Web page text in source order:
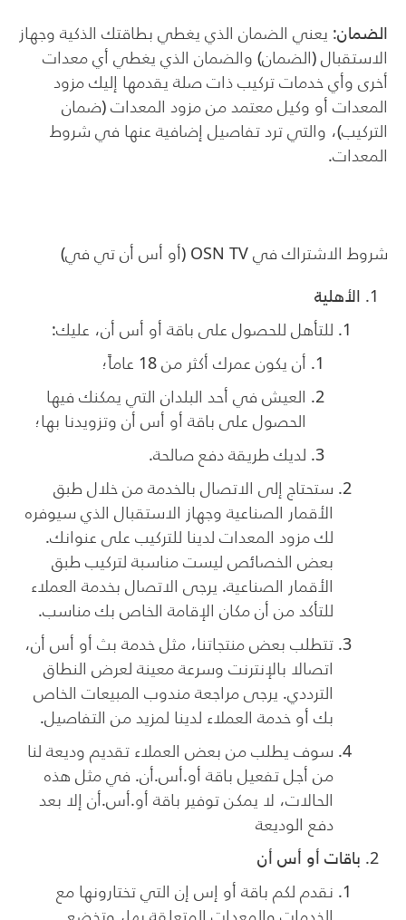
الضمان: يعني الضمان الذي يغطي بطاقتك الذكية وجهاز
الاستقبال (الضمان) والضمان الذي يغطي أي معدات
أخرى وأي خدمات تركيب ذات صلة يقدمها إليك مزود
المعدات أو وكيل معتمد من مزود المعدات (ضمان
التركيب)، والتي ترد تفاصيل إضافية عنها في شروط
المعدات.
شروط الاشتراك فيOSN TV(أو أس أن تي في)
الأهلية
للتأهل للحصول على باقة أو أس أن، عليك:
أن يكون عمرك أكثر من 18 عاماً؛
العيش في أحد البلدان التي يمكنك فيها
الحصول على باقة أو أس أن وتزويدنا بها؛
لديك طريقة دفع صالحة.
ستحتاج إلى الاتصال بالخدمة من خلال طبق
الأقمار الصناعية وجهاز الاستقبال الذي سيوفره
لك مزود المعدات لدينا للتركيب على عنوانك.
بعض الخصائص ليست مناسبة لتركيب طبق
الأقمار الصناعية. يرجى الاتصال بخدمة العملاء
للتأكد من أن مكان الإقامة الخاص بك مناسب.
تتطلب بعض منتجاتنا، مثل خدمة بث أو أس أن،
اتصالا بالإنترنت وسرعة معينة لعرض النطاق
الترددي. يرجى مراجعة مندوب المبيعات الخاص
بك أو خدمة العملاء لدينا لمزيد من التفاصيل.
سوف يطلب من بعض العملاء تقديم وديعة لنا
من أجل تفعيل باقة أو.أس.أن. في مثل هذه
الحالات، لا يمكن توفير باقة أو.أس.أن إلا بعد
دفع الوديعة
باقات أو أس أن
نقدم لكم باقة أو إس إن التي تختارونها مع